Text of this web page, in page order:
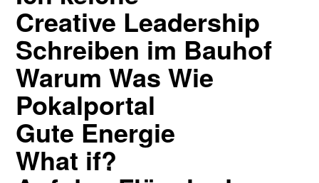
Creative Leadership
Schreiben im Bauhof
Warum Was Wie
Pokalportal
Gute Energie
What if?